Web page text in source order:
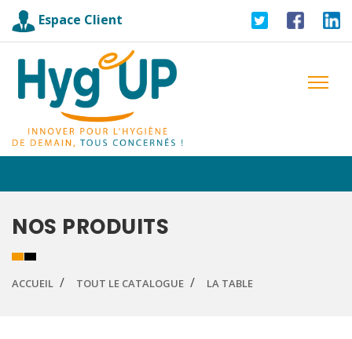
Espace Client
NOS PRODUITS
ACCUEIL TOUT LE CATALOGUE LA TABLE